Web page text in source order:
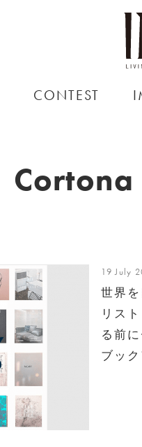
CONTEST
Cortona
19 July
世界
リス
る前
ブッ